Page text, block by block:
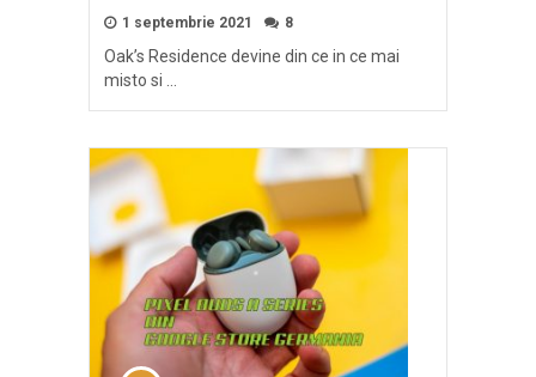
1 septembrie 2021 8
Oak’s Residence devine din ce in ce mai
misto si …